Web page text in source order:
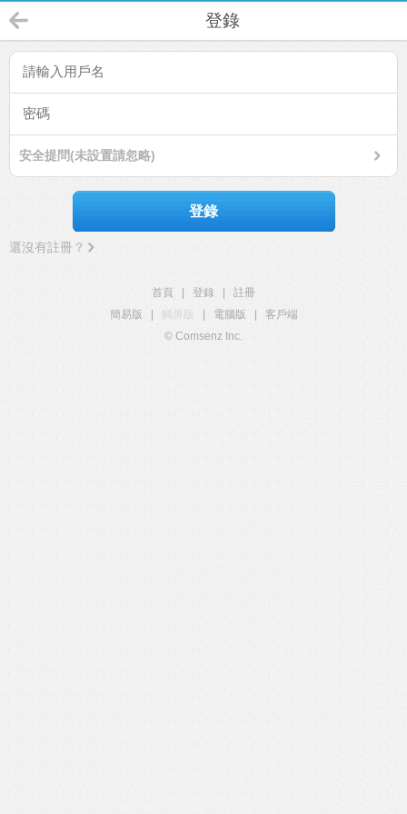
登錄
安全提問(未設置請忽略)
登錄
還沒有註冊？
首頁 登錄
註冊
簡易版
觸屏版 電腦版
客戶端
© Comsenz Inc.